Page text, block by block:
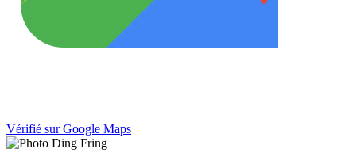
Vérifié sur Google Maps